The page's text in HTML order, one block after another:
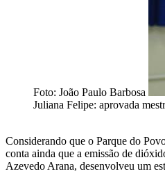
Foto: João Paulo Barbosa
Juliana Felipe: aprovada
Considerando que o Parque do
conta ainda que a emissão de
Azevedo Arana, desenvolveu um